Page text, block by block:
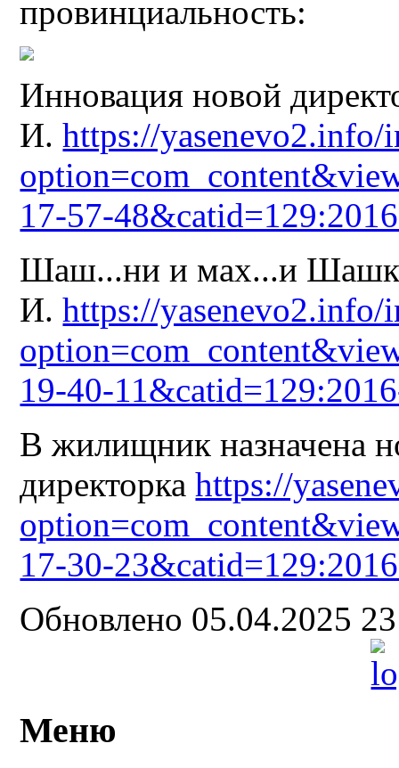
провинциальность:
Инновация новой
И.https://yasenevo2.info/
17-57-
Шаш...ни и мах...и
И.https://yasenevo2.info/
19-40-
В жилищник назначена
директоркаhttps://
17-30-
Обновлено 05.04.2025
Меню